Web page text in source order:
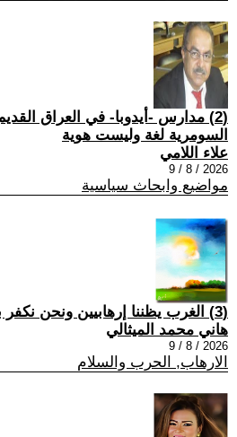
(2) مدارس -أيدوبا- في العراق
السومرية لغة وليست هوية
علاء اللامي
2026 / 8 / 9
مواضيع وابحاث سياسية
(3) الغرب يظننا إرهابيين ونحن نكفر بعضنا !!
هاني محمد الميثالي
2026 / 8 / 9
الارهاب, الحرب والسلام